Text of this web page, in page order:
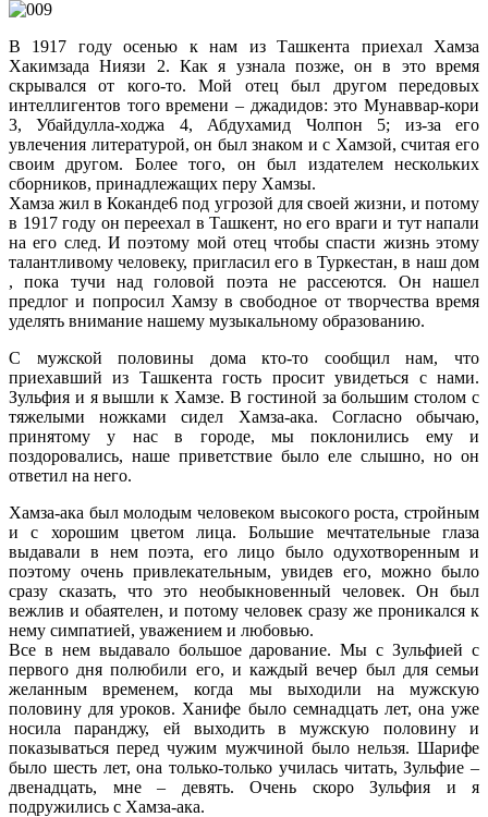
В 1917 году осенью к нам из Ташкента приехал Хамза
Хакимзада Ниязи 2. Как я узнала позже, он в это время
скрывался от кого-то. Мой отец был другом передовых
интеллигентов того времени – джадидов: это Мунаввар-кори
3, Убайдулла-ходжа 4, Абдухамид Чолпон 5; из-за его
увлечения литературой, он был знаком и с Хамзой, считая его
своим другом. Более того, он был издателем нескольких
сборников, принадлежащих перу Хамзы.
Хамза жил в Коканде6 под угрозой для своей жизни, и потому
в 1917 году он переехал в Ташкент, но его враги и тут напали
на его след. И поэтому мой отец чтобы спасти жизнь этому
талантливому человеку, пригласил его в Туркестан, в наш дом
, пока тучи над головой поэта не рассеются. Он нашел
предлог и попросил Хамзу в свободное от творчества время
уделять внимание нашему музыкальному образованию.
С мужской половины дома кто-то сообщил нам, что
приехавший из Ташкента гость просит увидеться с нами.
Зульфия и я вышли к Хамзе. В гостиной за большим столом с
тяжелыми ножками сидел Хамза-ака. Согласно обычаю,
принятому у нас в городе, мы поклонились ему и
поздоровались, наше приветствие было еле слышно, но он
ответил на него.
Хамза-ака был молодым человеком высокого роста, стройным
и с хорошим цветом лица. Большие мечтательные глаза
выдавали в нем поэта, его лицо было одухотворенным и
поэтому очень привлекательным, увидев его, можно было
сразу сказать, что это необыкновенный человек. Он был
вежлив и обаятелен, и потому человек сразу же проникался к
нему симпатией, уважением и любовью.
Все в нем выдавало большое дарование. Мы с Зульфией с
первого дня полюбили его, и каждый вечер был для семьи
желанным временем, когда мы выходили на мужскую
половину для уроков. Ханифе было семнадцать лет, она уже
носила паранджу, ей выходить в мужскую половину и
показываться перед чужим мужчиной было нельзя. Шарифе
было шесть лет, она только-только училась читать, Зульфие –
двенадцать, мне – девять. Очень скоро Зульфия и я
подружились с Хамза-ака.